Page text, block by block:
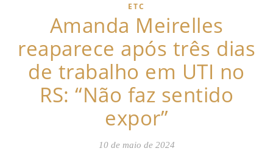
ETC
Amanda Meirelles
reaparece após três dias
de trabalho em UTI no
RS: “Não faz sentido
expor”
10 de maio de 2024